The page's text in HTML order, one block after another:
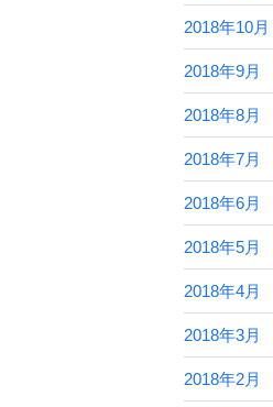
2018年10月
2018年9月
2018年8月
2018年7月
2018年6月
2018年5月
2018年4月
2018年3月
2018年2月